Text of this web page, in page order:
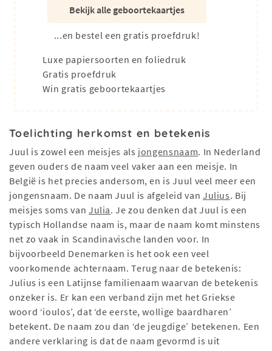
Bekijk alle geboortekaartjes
...en bestel een gratis proefdruk!
Luxe papiersoorten en foliedruk
Gratis proefdruk
Win gratis geboortekaartjes
Toelichting herkomst en betekenis
Juul is zowel een meisjes als jongensnaam. In Nederland
geven ouders de naam veel vaker aan een meisje. In
België is het precies andersom, en is Juul veel meer een
jongensnaam. De naam Juul is afgeleid van Julius. Bij
meisjes soms van Julia. Je zou denken dat Juul is een
typisch Hollandse naam is, maar de naam komt minstens
net zo vaak in Scandinavische landen voor. In
bijvoorbeeld Denemarken is het ook een veel
voorkomende achternaam. Terug naar de betekenis:
Julius is een Latijnse familienaam waarvan de betekenis
onzeker is. Er kan een verband zijn met het Griekse
woord ‘ioulos’, dat ‘de eerste, wollige baardharen’
betekent. De naam zou dan ‘de jeugdige’ betekenen. Een
andere verklaring is dat de naam gevormd is uit